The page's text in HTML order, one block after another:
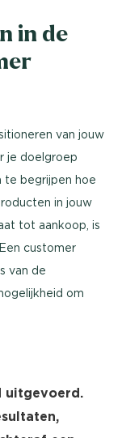
in de
van jouw
je doelgroep
te begrijpen hoe
in jouw
tot aankoop, is
customer
van de
om
uitgevoerd.